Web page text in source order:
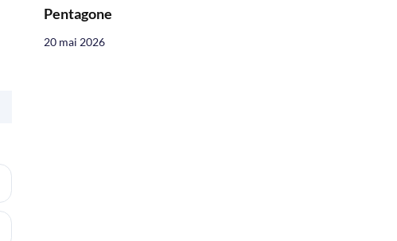
Pentagone
20 mai 2026